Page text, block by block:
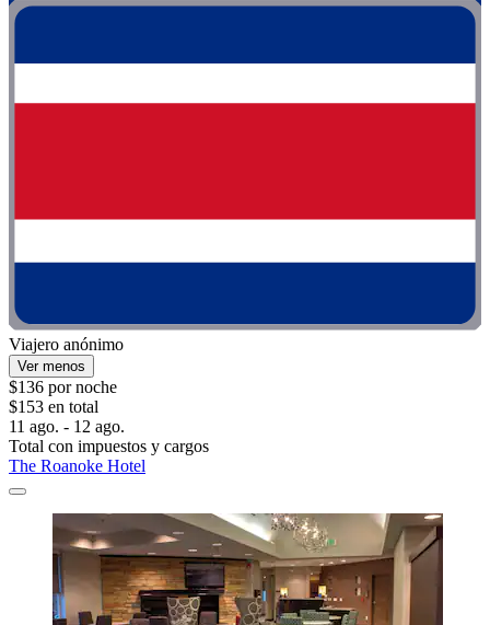
Viajero anónimo
Ver menos
$136 por noche
$153 en total
11 ago. - 12 ago.
Total con impuestos y cargos
The Roanoke Hotel